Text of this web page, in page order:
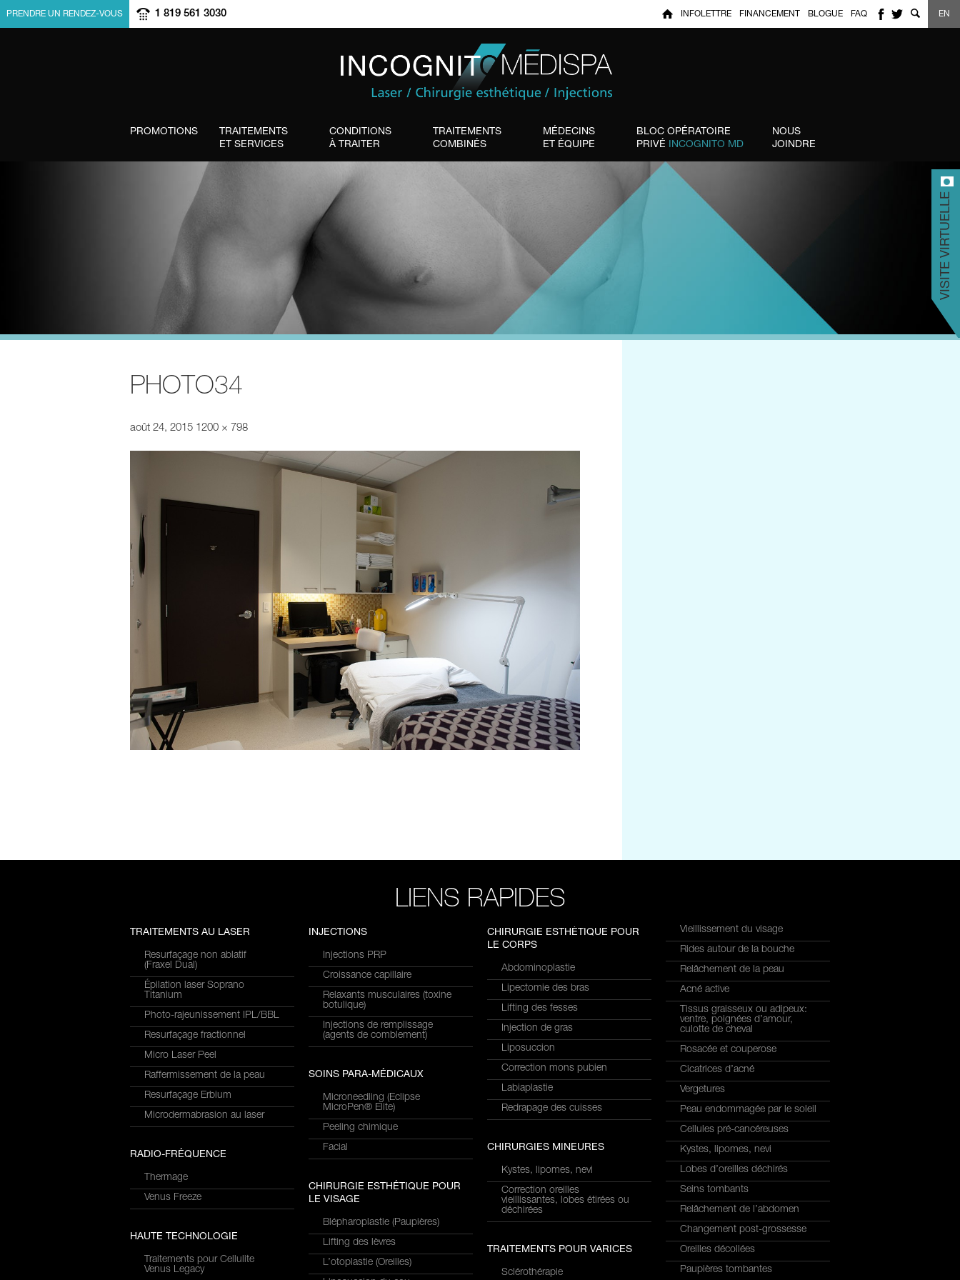
PROMOTIONS
TRAITEMENTS
ET SERVICES
CONDITIONS
À TRAITER
TRAITEMENTS
COMBINÉS
MÉDECINS
ET ÉQUIPE
BLOC OPÉRATOIRE
PRIVÉ INCOGNITO MD
NOUS
JOINDRE
INFOLETTRE FINANCEMENT BLOGUE FAQ
PRENDRE UN RENDEZ-VOUS 1 819 561 3030 EN
PHOTO34
août 24, 2015 1200 × 798
LIENS RAPIDES
TRAITEMENTS AU LASER
Resurfaçage non ablatif
(Fraxel Dual)
Épilation laser Soprano
Titanium
Photo-rajeunissement IPL/BBL
Resurfaçage fractionnel
Micro Laser Peel
Raffermissement de la peau
Resurfaçage Erbium
Microdermabrasion au laser
RADIO-FRÉQUENCE
Thermage
Venus Freeze
HAUTE TECHNOLOGIE
Traitements pour Cellulite
Venus Legacy
INJECTIONS
Injections PRP
Croissance capillaire
Relaxants musculaires (toxine
botulique)
Injections de remplissage
(agents de comblement)
SOINS PARA-MÉDICAUX
Microneedling (Eclipse
MicroPen® Elite)
Peeling chimique
Facial
CHIRURGIE ESTHÉTIQUE POUR
LE VISAGE
Blépharoplastie (Paupières)
Lifting des lèvres
L’otoplastie (Oreilles)
CHIRURGIE ESTHÉTIQUE POUR
LE CORPS
Abdominoplastie
Lipectomie des bras
Lifting des fesses
Injection de gras
Liposuccion
Correction mons pubien
Labiaplastie
Redrapage des cuisses
CHIRURGIES MINEURES
Kystes, lipomes, nevi
Correction oreilles
vieillissantes, lobes étirées ou
déchirées
TRAITEMENTS POUR VARICES
Sclérothérapie
Vieillissement du visage
Rides autour de la bouche
Relâchement de la peau
Acné active
Tissus graisseux ou adipeux:
ventre, poignées d’amour,
culotte de cheval
Rosacée et couperose
Cicatrices d’acné
Vergetures
Peau endommagée par le soleil
Cellules pré-cancéreuses
Kystes, lipomes, nevi
Lobes d’oreilles déchirés
Seins tombants
Relâchement de l’abdomen
Changement post-grossesse
Oreilles décollées
Paupières tombantes
VISITE VIRTUELLE